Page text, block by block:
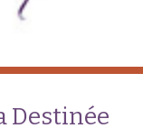
Destinée